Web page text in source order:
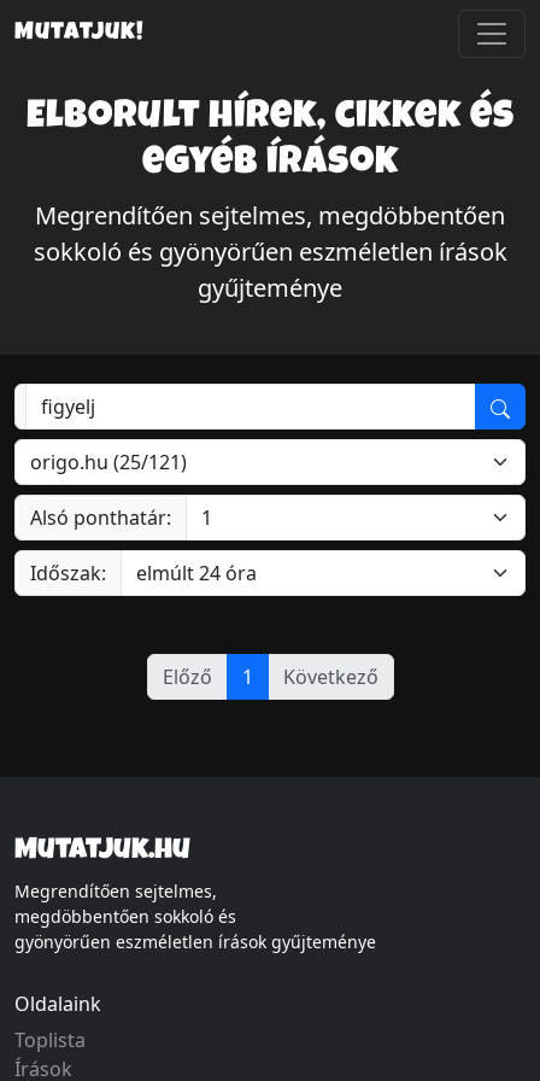
Mutatjuk!
Elborult hírek, cikkek és
egyéb írások
Megrendítően sejtelmes, megdöbbentően
sokkoló és gyönyörűen eszméletlen írások
gyűjteménye
Alsó ponthatár:
Időszak:
Előző 1 Következő
Mutatjuk.hu
Megrendítően sejtelmes,
megdöbbentően sokkoló és
gyönyörűen eszméletlen írások gyűjteménye
Oldalaink
Toplista
Írások